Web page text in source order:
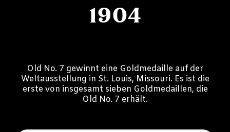
1904
Old No. 7 gewinnt eine Goldmedaille auf der
Weltausstellung in St. Louis, Missouri. Es ist die
erste von insgesamt sieben Goldmedaillen, die
Old No. 7 erhält.